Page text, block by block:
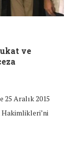
ve
25 Aralık 2015
Hakimlikleri’ni